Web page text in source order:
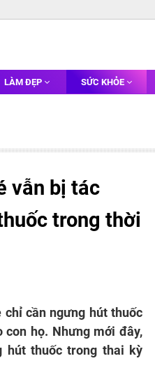
LÀM ĐẸP SỨC KHỎE
vẫn bị tác
trong thời
cần ngưng hút thuốc
họ. Nhưng mới đây,
hút thuốc trong thai kỳ